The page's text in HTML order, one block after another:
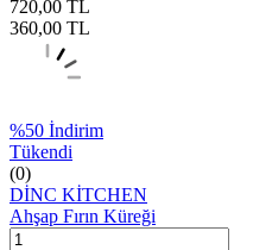
720,00 TL
360,00 TL
%50 İndirim
Tükendi
(0)
DİNC KİTCHEN
Ahşap Fırın Küreği